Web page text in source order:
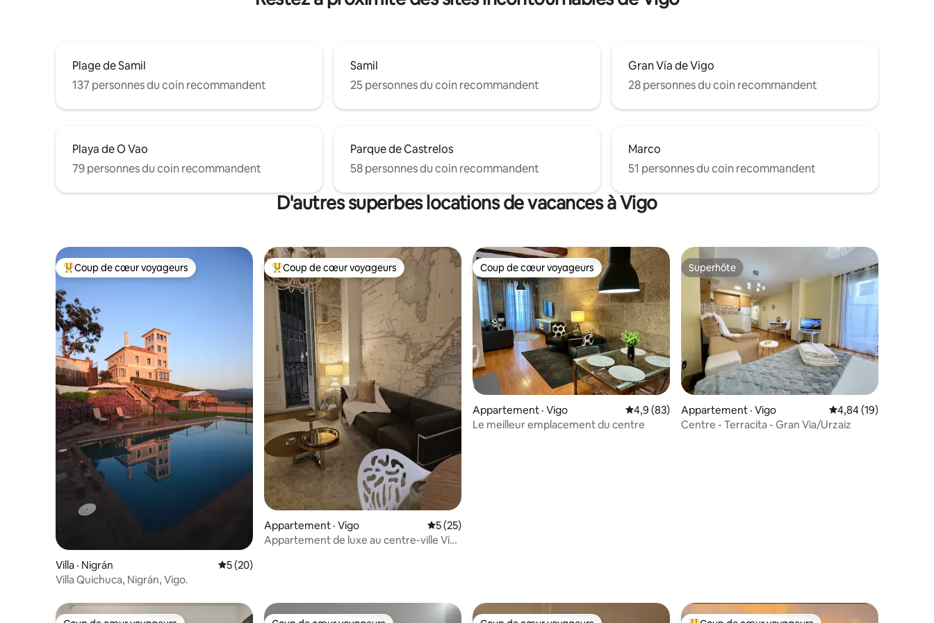
Plage de Samil
137 personnes du coin recommandent
Samil
25 personnes du coin recommandent
Gran Vía de Vigo
28 personnes du coin recommandent
Playa de O Vao
79 personnes du coin recommandent
Parque de Castrelos
58 personnes du coin recommandent
Marco
51 personnes du coin recommandent
D'autres superbes locations de vacances à Vigo
Coup de cœur voyageurs parmi les plus aimés
Coup de cœur voyageurs
Villa · Nigrán Note moyenne de 5 sur 5, 20 commentaires
5 (20)
Villa Quichuca, Nigrán, Vigo.
Coup de cœur voyageurs parmi les plus aimés
Coup de cœur voyageurs
Appartement · Vigo Note moyenne de 5 sur 5, 25 commentaires
5 (25)
Appartement de luxe au centre-ville Vía
Coup de cœur voyageurs
Coup de cœur voyageurs
Appartement · Vigo Note moyenne de 4,9 sur 5, 83 commentaires
4,9 (83)
Le meilleur emplacement du centre
Superhôte
Superhôte
Appartement · Vigo Note moyenne de
4,84 (19)
Centre - Terracita - Gran Via/Urzaiz